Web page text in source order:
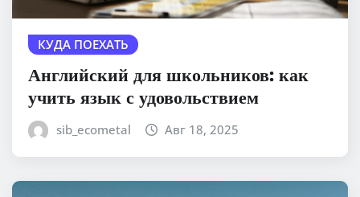
КУДА ПОЕХАТЬ
Английский для школьников: как
учить язык с удовольствием
sib_ecometal Авг 18, 2025